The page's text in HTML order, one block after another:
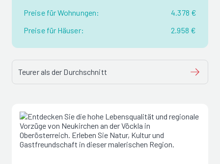
Preise für Wohnungen:
4.378 €
Preise für Häuser:
2.958 €
Teurer als der Durchschnitt